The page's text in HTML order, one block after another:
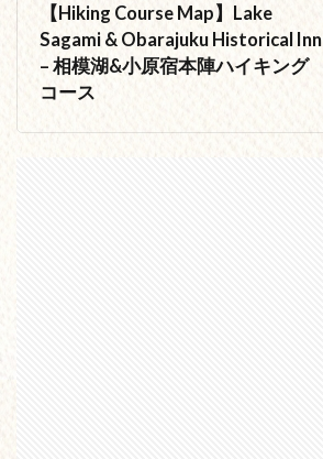
【Hiking Course Map】Lake
Sagami & Obarajuku Historical Inn
– 相模湖&小原宿本陣ハイキング
コース